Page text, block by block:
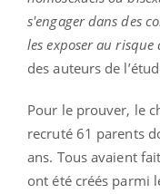
s'engager dans des
les exposer au
des auteurs de
Pour le prouver, le
recruté 61 parents
ans. Tous avaient
ont été créés parmi